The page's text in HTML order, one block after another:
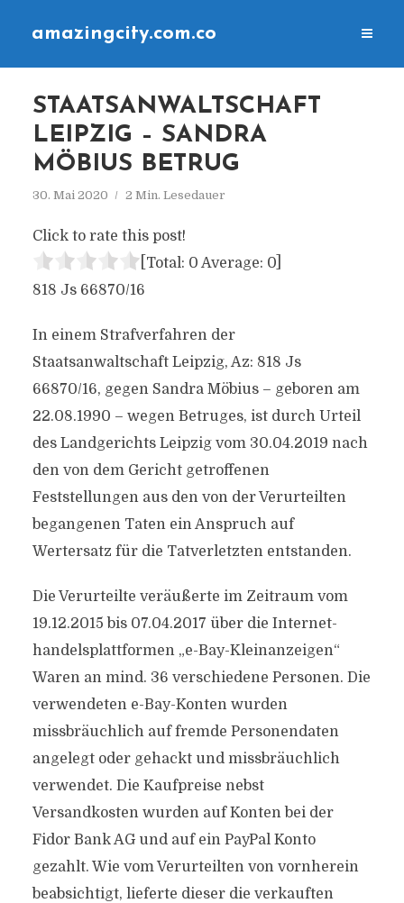
amazingcity.com.co
STAATSANWALTSCHAFT
LEIPZIG – SANDRA
MÖBIUS BETRUG
30. Mai 2020 2 Min. Lesedauer
Click to rate this post!
[Total: 0 Average: 0]
818 Js 66870/16
In einem Strafverfahren der
Staatsanwaltschaft Leipzig, Az: 818 Js
66870/16, gegen Sandra Möbius – geboren am
22.08.1990 – wegen Betruges, ist durch Urteil
des Landgerichts Leipzig vom 30.04.2019 nach
den von dem Gericht getroffenen
Feststellungen aus den von der Verurteilten
begangenen Taten ein Anspruch auf
Wertersatz für die Tatverletzten entstanden.
Die Verurteilte veräußerte im Zeitraum vom
19.12.2015 bis 07.04.2017 über die Internet-
handelsplattformen „e-Bay-Kleinanzeigen“
Waren an mind. 36 verschiedene Personen. Die
verwendeten e-Bay-Konten wurden
missbräuchlich auf fremde Personendaten
angelegt oder gehackt und missbräuchlich
verwendet. Die Kaufpreise nebst
Versandkosten wurden auf Konten bei der
Fidor Bank AG und auf ein PayPal Konto
gezahlt. Wie vom Verurteilten von vornherein
beabsichtigt, lieferte dieser die verkauften